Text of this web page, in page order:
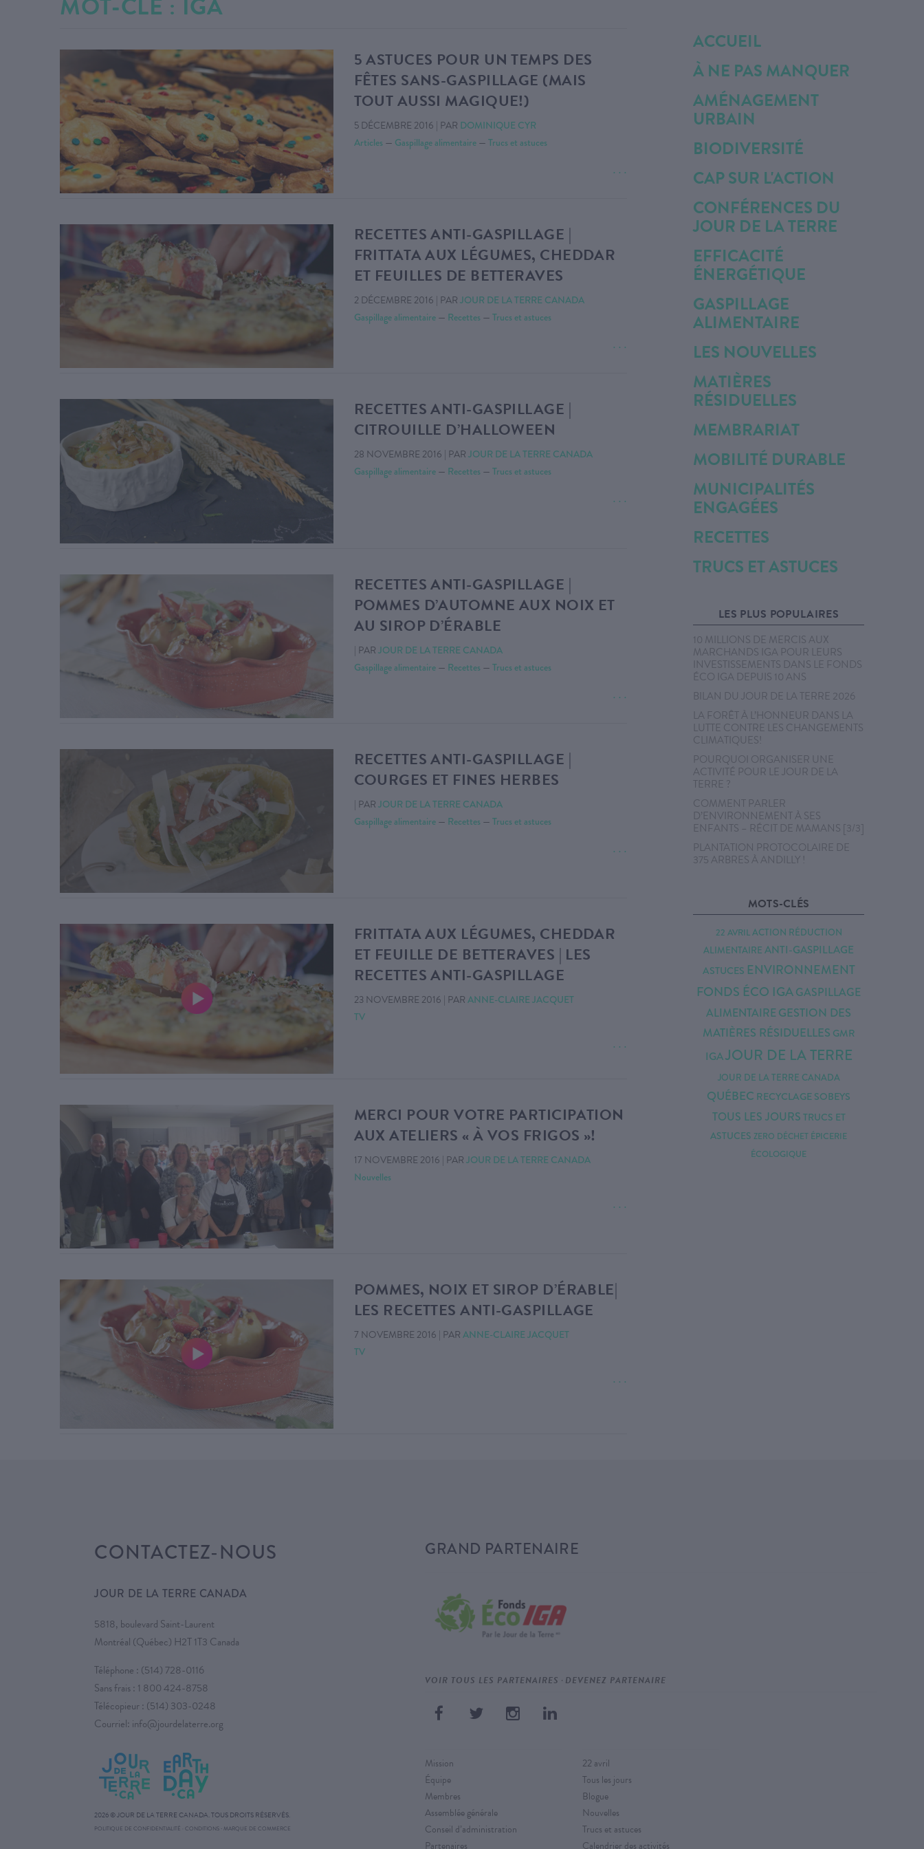
MOT-CLÉ : IGA
5 ASTUCES POUR UN TEMPS DES
FÊTES SANS-GASPILLAGE (MAIS
TOUT AUSSI MAGIQUE!)
5 DÉCEMBRE 2016 | PAR DOMINIQUE CYR
Articles— Gaspillage alimentaire— Trucs et astuces
. . .
RECETTES ANTI-GASPILLAGE |
FRITTATA AUX LÉGUMES, CHEDDAR
ET FEUILLES DE BETTERAVES
2 DÉCEMBRE 2016 | PAR JOUR DE LA TERRE CANADA
Gaspillage alimentaire— Recettes— Trucs et astuces
. . .
RECETTES ANTI-GASPILLAGE |
CITROUILLE D’HALLOWEEN
28 NOVEMBRE 2016 | PAR JOUR DE LA TERRE CANADA
Gaspillage alimentaire— Recettes— Trucs et astuces
. . .
RECETTES ANTI-GASPILLAGE |
POMMES D’AUTOMNE AUX NOIX ET
AU SIROP D’ÉRABLE
| PAR JOUR DE LA TERRE CANADA
Gaspillage alimentaire— Recettes— Trucs et astuces
. . .
RECETTES ANTI-GASPILLAGE |
COURGES ET FINES HERBES
| PAR JOUR DE LA TERRE CANADA
Gaspillage alimentaire— Recettes— Trucs et astuces
. . .
FRITTATA AUX LÉGUMES, CHEDDAR
ET FEUILLE DE BETTERAVES | LES
RECETTES ANTI-GASPILLAGE
23 NOVEMBRE 2016 | PAR ANNE-CLAIRE JACQUET
TV
. . .
MERCI POUR VOTRE PARTICIPATION
AUX ATELIERS « À VOS FRIGOS »!
17 NOVEMBRE 2016 | PAR JOUR DE LA TERRE CANADA
Nouvelles
. . .
POMMES, NOIX ET SIROP D’ÉRABLE|
LES RECETTES ANTI-GASPILLAGE
7 NOVEMBRE 2016 | PAR ANNE-CLAIRE JACQUET
TV
. . .
ACCUEIL
À NE PAS MANQUER
AMÉNAGEMENT
URBAIN
BIODIVERSITÉ
CAP SUR L'ACTION
CONFÉRENCES DU
JOUR DE LA TERRE
EFFICACITÉ
ÉNERGÉTIQUE
GASPILLAGE
ALIMENTAIRE
LES NOUVELLES
MATIÈRES
RÉSIDUELLES
MEMBRARIAT
MOBILITÉ DURABLE
MUNICIPALITÉS
ENGAGÉES
RECETTES
TRUCS ET ASTUCES
LES PLUS POPULAIRES
10 MILLIONS DE MERCIS AUX
MARCHANDS IGA POUR LEURS
INVESTISSEMENTS DANS LE FONDS
ÉCO IGA DEPUIS 10 ANS
BILAN DU JOUR DE LA TERRE 2026
LA FORÊT À L’HONNEUR DANS LA
LUTTE CONTRE LES CHANGEMENTS
CLIMATIQUES!
POURQUOI ORGANISER UNE
ACTIVITÉ POUR LE JOUR DE LA
TERRE ?
COMMENT PARLER
D’ENVIRONNEMENT À SES
ENFANTS – RÉCIT DE MAMANS [3/3]
PLANTATION PROTOCOLAIRE DE
375 ARBRES À ANDILLY !
MOTS-CLÉS
22 AVRILACTION RÉDUCTION
ALIMENTAIRE ANTI-GASPILLAGE
ASTUCES ENVIRONNEMENT
FONDS ÉCO IGAGASPILLAGE
ALIMENTAIREGESTION DES
MATIÈRES RÉSIDUELLES GMR
IGAJOUR DE LA TERRE
JOUR DE LA TERRE CANADA
QUÉBEC RECYCLAGESOBEYS
TOUS LES JOURS TRUCS ET
ASTUCES ZERO DÉCHET ÉPICERIE
ÉCOLOGIQUE
CONTACTEZ-NOUS
JOUR DE LA TERRE CANADA
5818, boulevard Saint-Laurent
Montréal (Québec) H2T 1T3 Canada
Téléphone : (514) 728-0116
Sans frais : 1 800 424-8758
Télécopieur : (514) 303-0248
Courriel: info@jourdelaterre.org
2026 © JOUR DE LA TERRE CANADA. TOUS DROITS RÉSERVÉS.
POLITIQUE DE CONFIDENTIALITÉ ·CONDITIONS ·MARQUE DE COMMERCE
GRAND PARTENAIRE
VOIR TOUS LES PARTENAIRES · DEVENEZ PARTENAIRE
Mission
Équipe
Membres
Assemblée générale
Conseil d’administration
Partenaires
22 avril
Tous les jours
Blogue
Nouvelles
Trucs et astuces
Calendrier des activités